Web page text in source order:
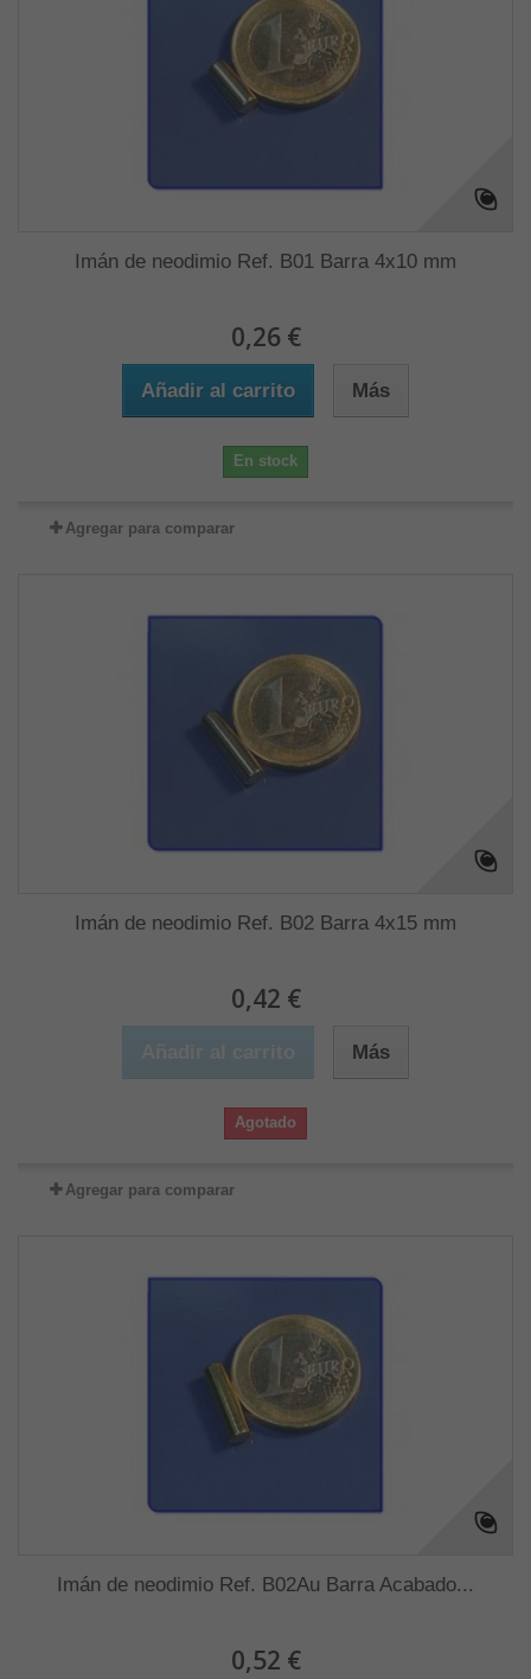
Imán de neodimio Ref. B01 Barra 4x10 mm
0,26 €
Añadir al carrito Más
En stock
Agregar para comparar
Imán de neodimio Ref. B02 Barra 4x15 mm
0,42 €
Más
Agotado
Agregar para comparar
Imán de neodimio Ref. B02Au Barra Acabado...
0,52 €